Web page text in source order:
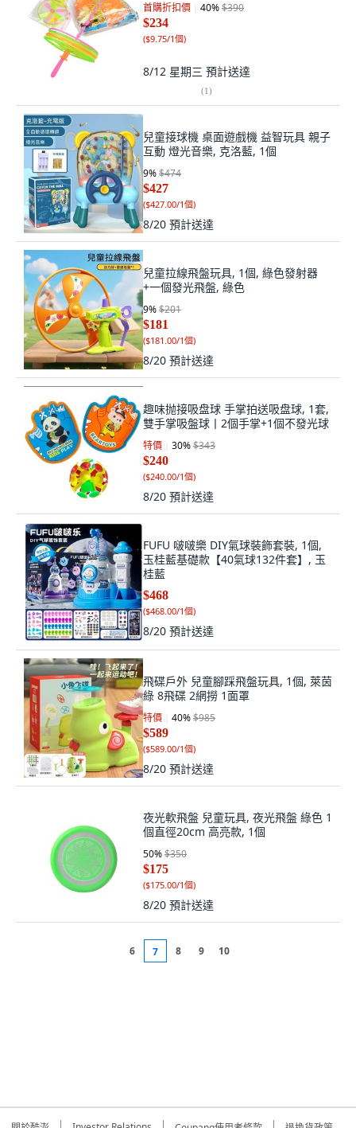
首購折扣價 40%$390
$234
($9.75/1個)
8/12 星期三 預計送達
(1)
兒童接球機 桌面遊戲機 益智玩具 親子
互動 燈光音樂, 克洛藍, 1個
9%$474
$427
($427.00/1個)
8/20 預計送達
兒童拉線飛盤玩具, 1個, 綠色發射器
+一個發光飛盤, 綠色
9%$201
$181
($181.00/1個)
8/20 預計送達
趣味抛接吸盘球 手掌拍送吸盘球, 1套,
雙手掌吸盤球丨2個手掌+1個不發光球
特價 30%$343
$240
($240.00/1個)
8/20 預計送達
FUFU 啵啵樂 DIY氣球裝飾套裝, 1個,
玉桂藍基礎款【40氣球132件套】, 玉
桂藍
$468
($468.00/1個)
8/20 預計送達
飛碟戶外 兒童腳踩飛盤玩具, 1個, 萊茵
綠 8飛碟 2網撈 1面罩
特價 40%$985
$589
($589.00/1個)
8/20 預計送達
夜光軟飛盤 兒童玩具, 夜光飛盤 綠色 1
個直徑20cm 高亮款, 1個
50%$350
$175
($175.00/1個)
8/20 預計送達
6 7 8 9 10